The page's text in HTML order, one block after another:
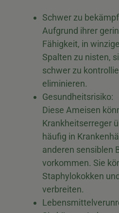
Schwer zu
Aufgrund ihrer
Fähigkeit, in
Spalten zu nisten,
schwer zu
eliminieren.
Gesundheitsrisiko:
Diese Ameisen
Krankheitserreger
häufig in
anderen sensiblen
vorkommen. Sie
Staphylokokken
verbreiten.